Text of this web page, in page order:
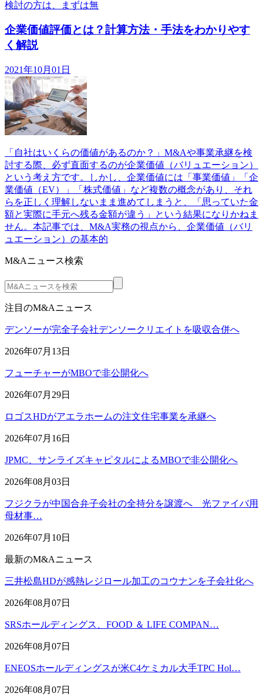
検討の方は、まずは無
企業価値評価とは？計算方法・手法をわかりやす
く解説
2021年10月01日
「自社はいくらの価値があるのか？」M&Aや事業承継を検
討する際、必ず直面するのが企業価値（バリュエーション）
という考え方です。しかし、企業価値には「事業価値」「企
業価値（EV）」「株式価値」など複数の概念があり、それ
らを正しく理解しないまま進めてしまうと、「思っていた金
額と実際に手元へ残る金額が違う」という結果になりかねま
せん。本記事では、M&A実務の視点から、企業価値（バリ
ュエーション）の基本的
M&Aニュース検索
注目のM&Aニュース
デンソーが完全子会社デンソークリエイトを吸収合併へ
2026年07月13日
フューチャーがMBOで非公開化へ
2026年07月29日
ロゴスHDがアエラホームの注文住宅事業を承継へ
2026年07月16日
JPMC、サンライズキャピタルによるMBOで非公開化へ
2026年08月03日
フジクラが中国合弁子会社の全持分を譲渡へ 光ファイバ用
母材事…
2026年07月10日
最新のM&Aニュース
三井松島HDが感熱レジロール加工のコウナンを子会社化へ
2026年08月07日
SRSホールディングス、FOOD ＆ LIFE COMPAN…
2026年08月07日
ENEOSホールディングスが米C4ケミカル大手TPC Hol…
2026年08月07日